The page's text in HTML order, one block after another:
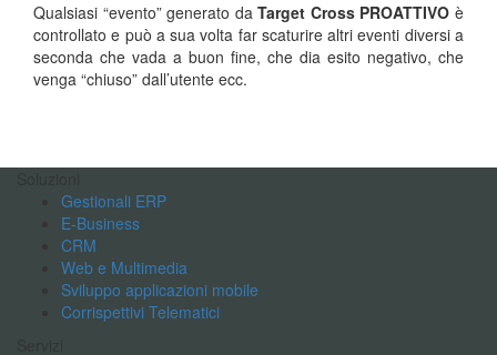
Qualsiasi “evento” generato daTarget Cross PROATTIVO è
controllato e può a sua volta far scaturire altri eventi diversi a
seconda che vada a buon fine, che dia esito negativo, che
venga “chiuso” dall’utente ecc.
Gestionali ERP
E-Business
CRM
Web e Multimedia
Sviluppo applicazioni mobile
Corrispettivi Telematici